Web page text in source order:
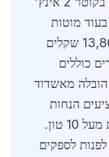
רץ, בעוד מוטות
עגולים בדיוק 10 מ"מ נמכרים ב-13,800 שקלים
כוללים
הובלה מאשדוד
הנחות
לכמויות גדולות, כמו 8% על הזמנות מעל 10 טון.
לספקים